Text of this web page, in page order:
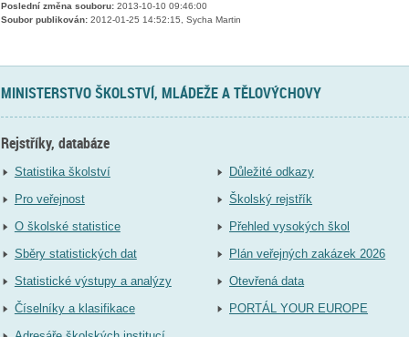
Poslední změna souboru:2013-10-10 09:46:00
Soubor publikován:2012-01-25 14:52:15, Sycha Martin
MINISTERSTVO ŠKOLSTVÍ, MLÁDEŽE A TĚLOVÝCHOVY
Rejstříky, databáze
Statistika školství
Pro veřejnost
O školské statistice
Sběry statistických dat
Statistické výstupy a analýzy
Číselníky a klasifikace
Důležité odkazy
Školský rejstřík
Přehled vysokých škol
Plán veřejných zakázek 2026
Otevřená data
PORTÁL YOUR EUROPE